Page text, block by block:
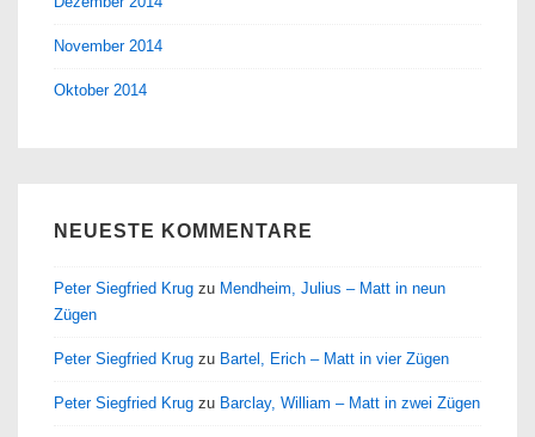
November 2014
Oktober 2014
NEUESTE KOMMENTARE
Peter Siegfried Krug zu Mendheim, Julius – Matt in neun
Zügen
Peter Siegfried Krug zu Bartel, Erich – Matt in vier Zügen
Peter Siegfried Krug zu Barclay, William – Matt in zwei Zügen